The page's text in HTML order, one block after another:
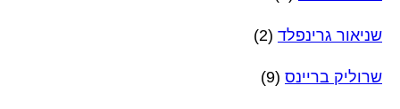
שניאור גרינפלד (2)
שרוליק בריינס (9)